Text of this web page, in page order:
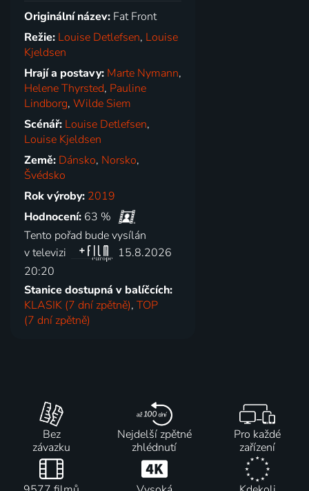
Originální název: Fat Front
Režie: Louise Detlefsen, Louise
Kjeldsen
Hrají a postavy: Marte Nymann,
Helene Thyrsted, Pauline
Lindborg,Wilde Siem
Scénář: Louise Detlefsen,
Louise Kjeldsen
Země: Dánsko, Norsko,
Švédsko
Rok výroby: 2019
Hodnocení: 63 %
Tento pořad bude vysílán
v televizi
15.8.2026
20:20
Stanice dostupná v balíčcích:
KLASIK (7 dní zpětně),TOP
(7 dní zpětně)
Bez
závazku
Nejdelší zpětné
zhlédnutí
Pro každé
zařízení